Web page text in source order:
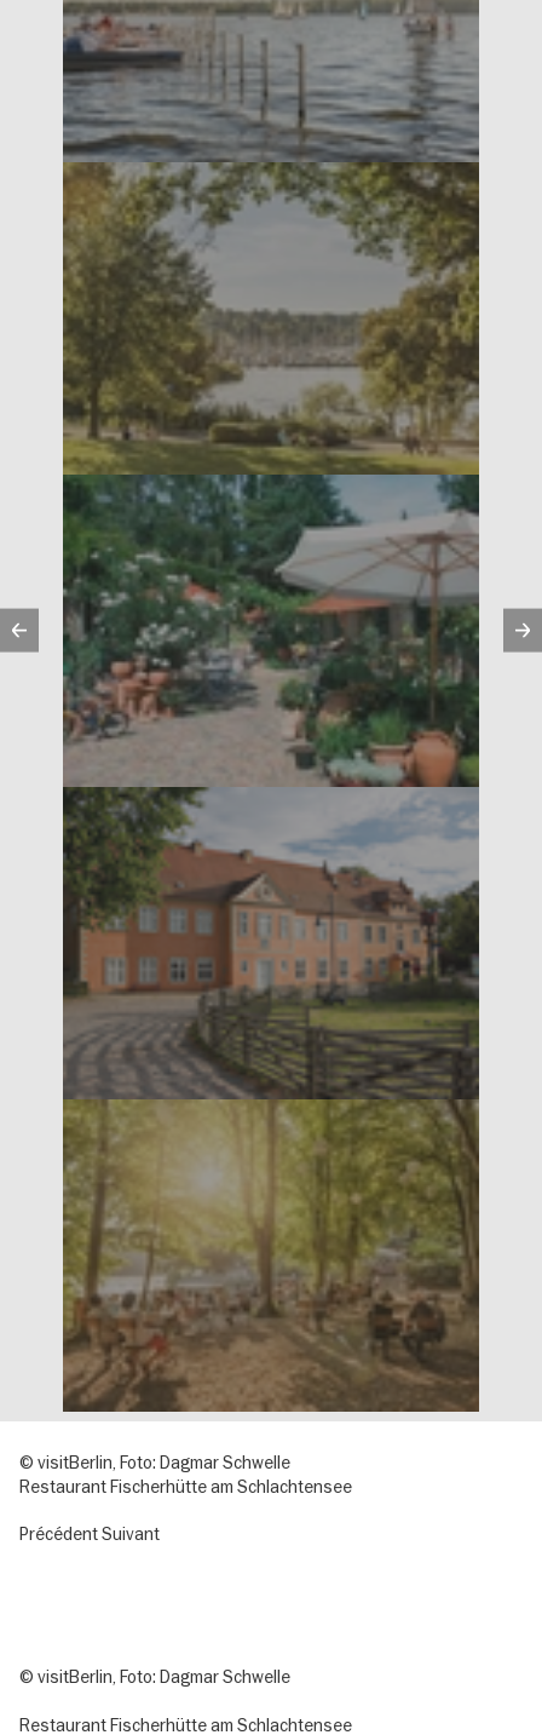
Précédent
© visitBerlin, Foto: Dagmar Schwelle
Restaurant Fischerhütte am Schlachtensee
PrécédentSuivant
© visitBerlin, Foto: Dagmar Schwelle
Restaurant Fischerhütte am Schlachtensee